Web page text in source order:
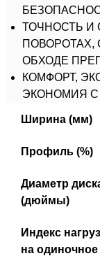
ТОЧНОСТЬ И
ОБХОДЕ
КОМФОРТ,
ЭКОНОМИЯ
Ширина (мм)
Профиль (%)
Диаметр
(дюймы)
Индекс
на одиночное